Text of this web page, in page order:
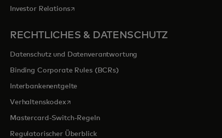
Investor Relationswird in einer neuen Registerkarte geöffnet
RECHTLICHES & DATENSCHUTZ
Datenschutz und Datenverantwortung
Binding Corporate Rules (BCRs)
Interbankenentgelte
Verhaltenskodexwird in einer neuen Registerkarte geöffnet
Mastercard-Switch-Regeln
Regulatorischer Überblick